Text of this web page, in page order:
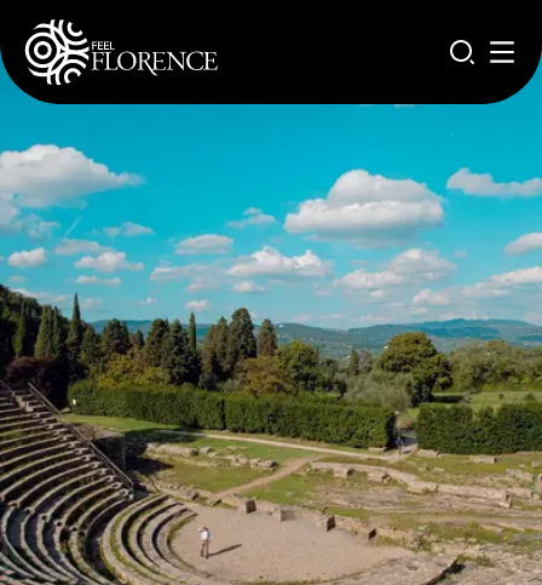
Aller au contenu principal